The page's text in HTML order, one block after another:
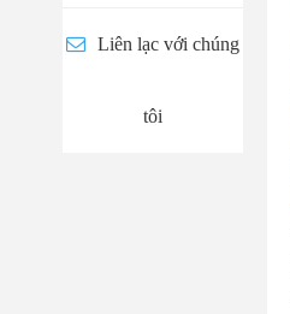
Liên lạc với chúng
tôi